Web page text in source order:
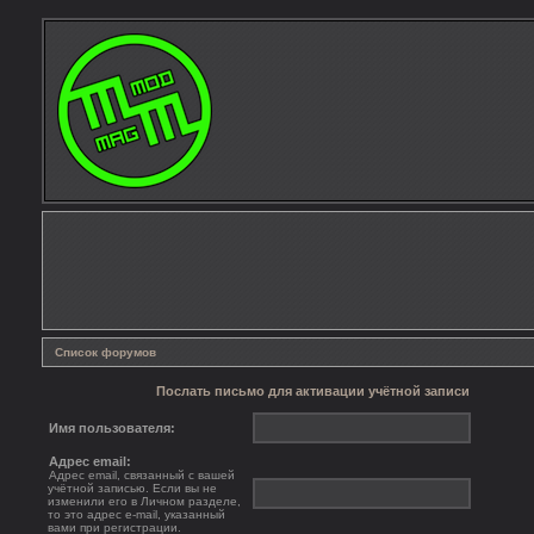
Список форумов
Послать письмо для активации учётной записи
Имя пользователя:
Адрес email:
Адрес email, связанный с вашей
учётной записью. Если вы не
изменили его в Личном разделе,
то это адрес e-mail, указанный
вами при регистрации.